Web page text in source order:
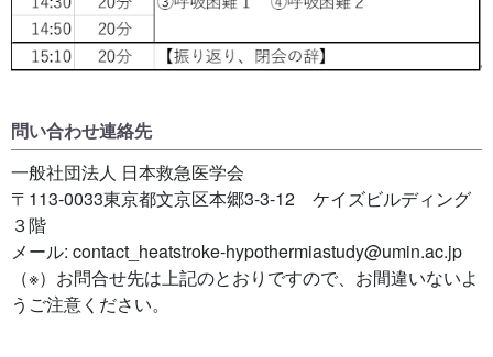
問い合わせ連絡先
一般社団法人 日本救急医学会
〒113-0033東京都文京区本郷3-3-12 ケイズビルディング
３階
メール: contact_heatstroke-hypothermiastudy@umin.ac.jp
（※）お問合せ先は上記のとおりですので、お間違いないよ
うご注意ください。